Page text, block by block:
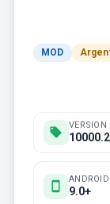
MOD
VERSION
ANDROID
9.0+